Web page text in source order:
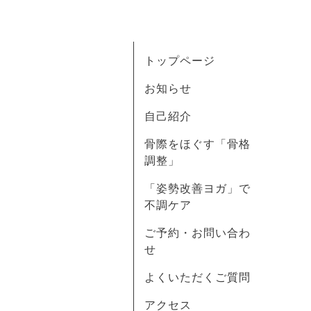
トップページ
お知らせ
自己紹介
骨際をほぐす「骨格
調整」
「姿勢改善ヨガ」で
不調ケア
ご予約・お問い合わ
せ
よくいただくご質問
アクセス